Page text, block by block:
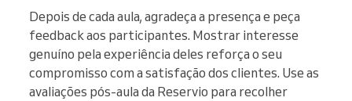
Depois de cada aula, agradeça a presença e peça
feedback aos participantes. Mostrar interesse
genuíno pela experiência deles reforça o seu
compromisso com a satisfação dos clientes. Use as
avaliações pós-aula da Reservio para recolher